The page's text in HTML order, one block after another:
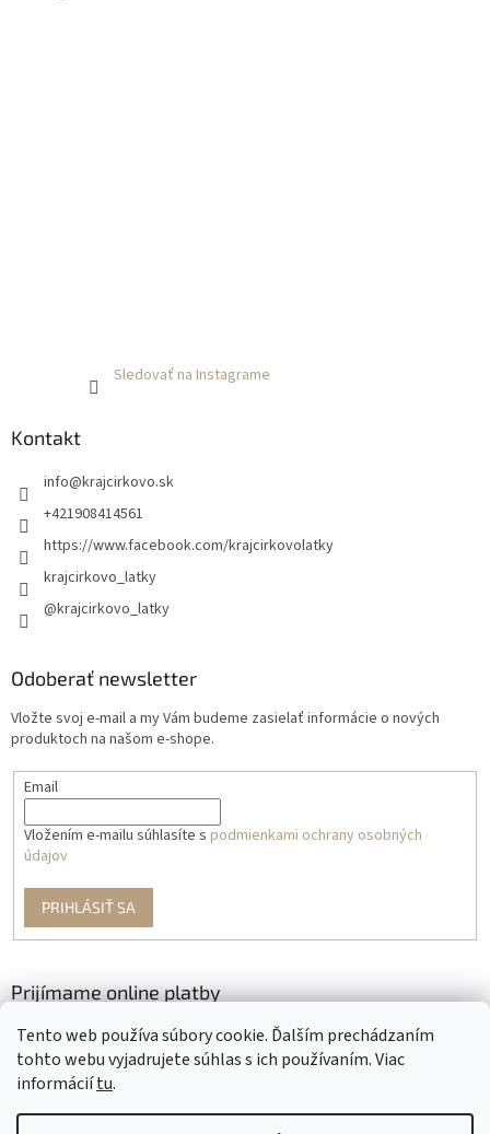
Tento web používa súbory cookie. Ďalším prechádzaním
tohto webu vyjadrujete súhlas s ich používaním. Viac
informáciítu.
Sledovať na Instagrame
Kontakt
info@krajcirkovo.sk
+421908414561
https://www.facebook.com/krajcirkovolatky
krajcirkovo_latky
@krajcirkovo_latky
Odoberať newsletter
Vložte svoj e-mail a my Vám budeme zasielať informácie o nových
produktoch na našom e-shope.
Email
Vložením e-mailu súhlasíte s podmienkami ochrany osobných
údajov
PRIHLÁSIŤ SA
Prijímame online platby